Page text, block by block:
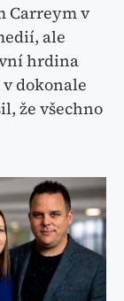
Carreym v
ale
hrdina
dokonale
že všechno